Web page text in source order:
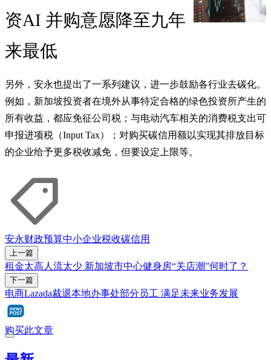
资AI 并购意愿降至九年
来最低
另外，安永也提出了一系列建议，进一步鼓励各行业去碳化。
例如，新加坡投资者在境外从事特定合格的绿色投资所产生的
所有收益，都应免征公司税；与电动汽车相关的消费税支出可
申报进项税（Input Tax）；对购买碳信用额以实现其排放目标
的企业给予更多税收减免，但要设定上限等。
安永财政预算中小企业税收碳信用
上一篇
租金太高人流太少 新加坡市中心健身房“关店潮”何时了？
下一篇
电商Lazada裁退本地办事处部分员工 满足未来业务发展
购买此文章